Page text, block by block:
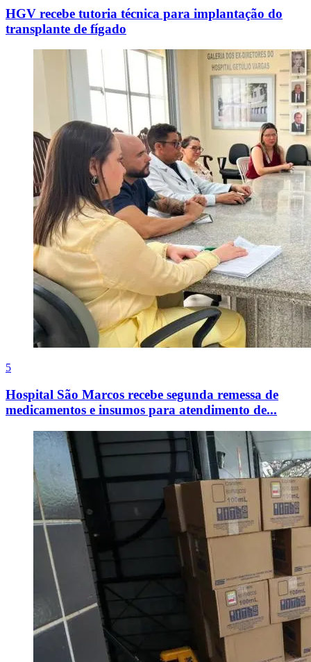
HGV recebe tutoria técnica para implantação do
transplante de fígado
5
Hospital São Marcos recebe segunda remessa de
medicamentos e insumos para atendimento de...